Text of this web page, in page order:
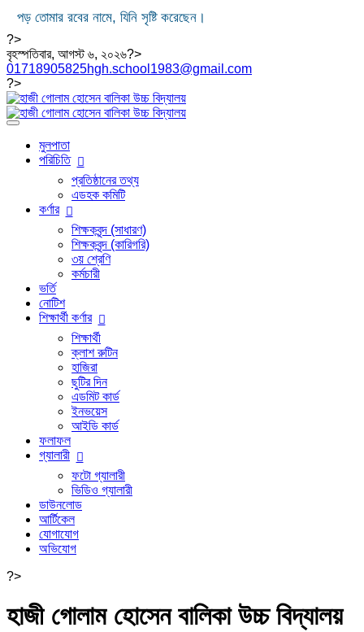
পড় তোমার রবের নামে, যিনি সৃষ্টি করেছেন।
?>
বৃহস্পতিবার, আগস্ট ৬, ২০২৬?>
01718905825hgh.school1983@gmail.com
?>
মুলপাতা
পরিচিতি
প্রতিষ্ঠানের তথ্য
এডহক কমিটি
কর্ণার
শিক্ষকবৃন্দ (সাধারণ)
শিক্ষকবৃন্দ (কারিগরি)
৩য় শ্রেণি
কর্মচারী
ভর্তি
নোটিশ
শিক্ষার্থী কর্ণার
শিক্ষার্থী
ক্লাশ রুটিন
হাজিরা
ছুটির দিন
এডমিট কার্ড
ইনভয়েস
আইডি কার্ড
ফলাফল
গ্যালারী
ফটো গ্যালারী
ভিডিও গ্যালারী
ডাউনলোড
আর্টিকেল
যোগাযোগ
অভিযোগ
?>
হাজী গোলাম হোসেন বালিকা উচ্চ বিদ্যালয়